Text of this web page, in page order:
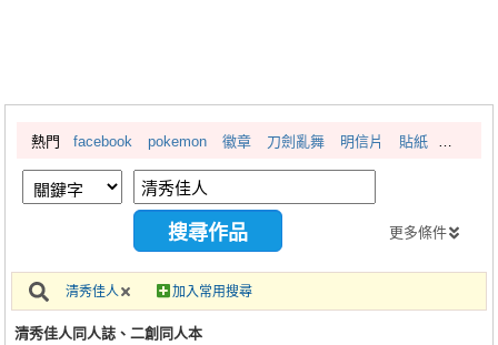
繪圖藝廊
交流中心
攤位轉讓區
會員中心
註冊會員
熱門 facebook pokemon 徽章 刀劍亂舞 明信片 貼紙
更多條件
清秀佳人 加入常用搜尋
清秀佳人同人誌、二創同人本